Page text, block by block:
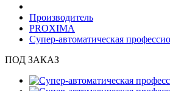
Производитель
PROXIMA
Cупер-автоматическая
ПОД ЗАКАЗ